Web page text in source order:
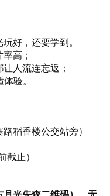
好，还要学到。
高；
让人流连忘返；
体验。
稻香楼公交站旁）
截止）